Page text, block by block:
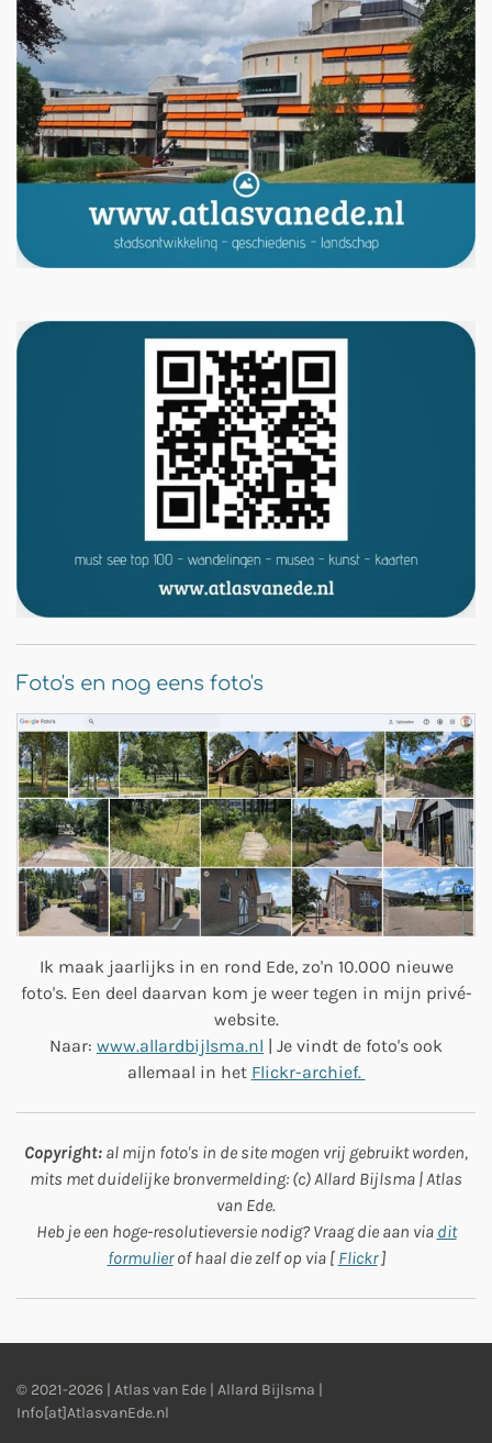
Foto's en nog eens foto's
Ik maak jaarlijks in en rond Ede, zo'n 10.000 nieuwe
foto's. Een deel daarvan kom je weer tegen in mijn privé-
website.
Naar: www.allardbijlsma.nl | Je vindt de foto's ook
allemaal in het Flickr-archief.
Copyright: al mijn foto's in de site mogen vrij gebruikt worden,
mits met duidelijke bronvermelding: (c) Allard Bijlsma | Atlas
van Ede.
Heb je een hoge-resolutieversie nodig? Vraag die aan via dit
formulierof haal die zelf op via [ Flickr]
© 2021-2026 | Atlas van Ede | Allard Bijlsma |
Info[at]AtlasvanEde.nl